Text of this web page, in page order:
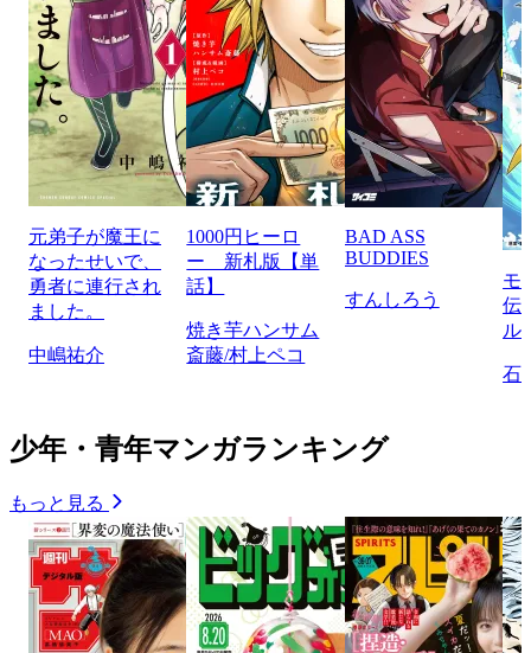
元弟子が魔王に
なったせいで、
勇者に連行され
ました。
中嶋祐介
1000円ヒーロ
ー 新札版【単
話】
焼き芋ハンサム
斎藤/村上ペコ
BAD ASS
BUDDIES
すんしろう
モ
伝
ル
石
少年・青年マンガランキング
もっと見る